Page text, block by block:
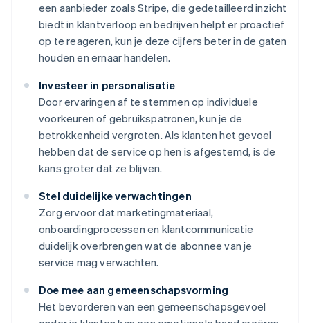
een aanbieder zoals Stripe, die gedetailleerd inzicht
biedt in klantverloop en bedrijven helpt er proactief
op te reageren, kun je deze cijfers beter in de gaten
houden en ernaar handelen.
Investeer in personalisatie
Door ervaringen af te stemmen op individuele
voorkeuren of gebruikspatronen, kun je de
betrokkenheid vergroten. Als klanten het gevoel
hebben dat de service op hen is afgestemd, is de
kans groter dat ze blijven.
Stel duidelijke verwachtingen
Zorg ervoor dat marketingmateriaal,
onboardingprocessen en klantcommunicatie
duidelijk overbrengen wat de abonnee van je
service mag verwachten.
Doe mee aan gemeenschapsvorming
Het bevorderen van een gemeenschapsgevoel